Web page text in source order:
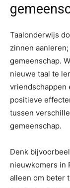
Taalonderwijs
zinnen
gemeenschap.
nieuwe taal te
vriendschappen
positieve
tussen
gemeenschap.
Denk
nieuwkomers in
alleen om beter